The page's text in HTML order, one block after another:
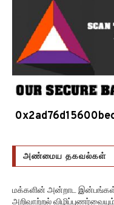
அண்மைய தகவல்கள்
மக்களின் அன்றாட இன்பங்கள்
அறிவாற்றல்